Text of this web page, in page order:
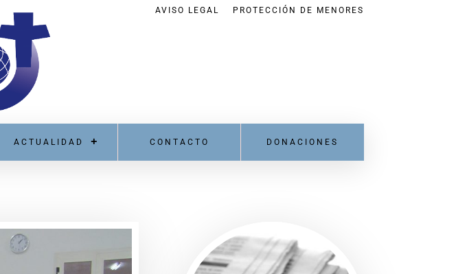
AVISO LEGAL PROTECCIÓN DE MENORES
ACTUALIDAD CONTACTO DONACIONES